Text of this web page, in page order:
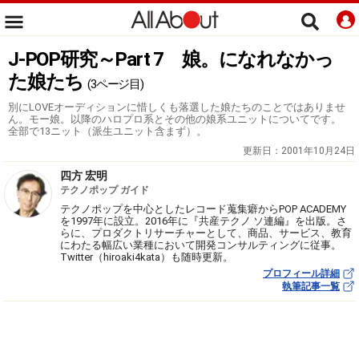
J-POP研究～Part 7 娘。になれなかっ
た娘たち (3ページ目)
別にLOVEオーディションに惜しくも落選した娘たちのことではありませ
ん。モー娘。以降のハロプロ系とその他の娘系ユニットについてです。
全部で13ニット（派生ユニット含まず）。
更新日： 2001年10月24日
四方 宏明
テクノポップ ガイド
テクノポップを中心としたレコード蒐集癖からPOP ACADEMY
を1997年に設立。2016年に『共産テクノ ソ連編』を出版。さ
らに、プロダクトリサーチャーとして、商品、サービス、教育
にわたる幅広い業種において開発コンサルティングに従事。
Twitter（hiroaki4kata）も随時更新。
プロフィール詳細
執筆記事一覧